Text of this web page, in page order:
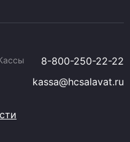
8-800-250-22-22
kassa@hcsalavat.ru